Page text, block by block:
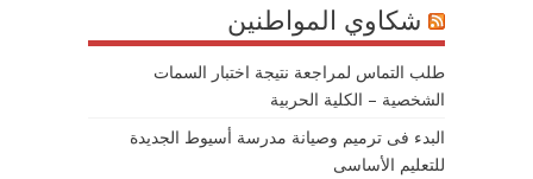
شكاوي المواطنين
طلب التماس لمراجعة نتيجة اختبار السمات
الشخصية – الكلية الحربية
البدء فى ترميم وصيانة مدرسة أسيوط الجديدة
للتعليم الأساسى